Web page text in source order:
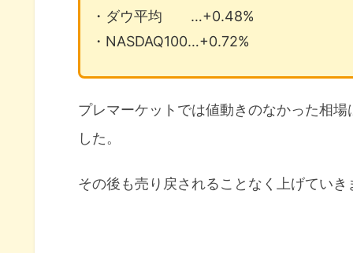
・ダウ平均 …+0.48%
・NASDAQ100…+0.72%
プレマーケットでは値動きのなかった相
した。
その後も売り戻されることなく上げてい